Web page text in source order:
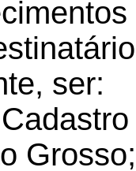
ser:
Grosso;